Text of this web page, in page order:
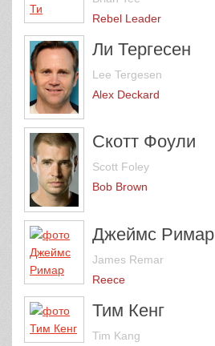
Rebel Leader
Ли Тергесен
Lee Tergesen
Alex Deckard
Скотт Фоули
Scott Foley
Bob Brown
Джеймс Римар
James Remar
Reece
Тим Кенг
Tim Kang